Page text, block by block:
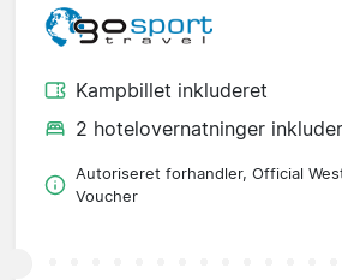
Kampbillet inkluderet
2 hotelovernatninger
Autoriseret forhandler, Official
Voucher